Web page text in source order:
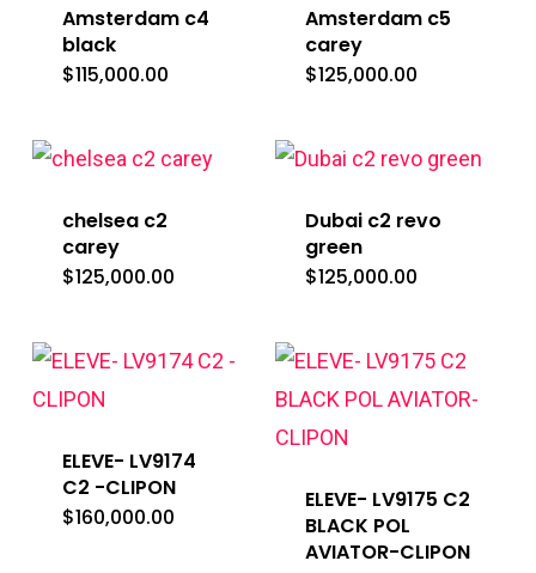
Amsterdam c4
black
$115,000.00
Amsterdam c5
carey
$125,000.00
chelsea c2
carey
$125,000.00
Dubai c2 revo
green
$125,000.00
ELEVE- LV9174
C2 -CLIPON
$160,000.00
ELEVE- LV9175 C2
BLACK POL
AVIATOR-CLIPON